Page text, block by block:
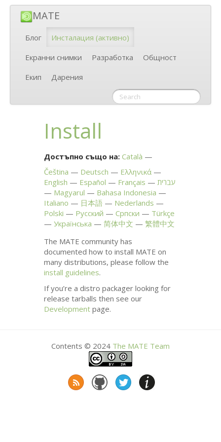
MATE
Блог Инсталация (активно)
Екранни снимки
Разработка
Общност
Екип
Дарения
Install
Достъпно също на: Català
Čeština
Deutsch
Ελληνικά
English
Español Français
עברית
Magyarul
Bahasa Indonesia
Italiano
日本語
Nederlands
Polski
Русский Српски
Türkçe
Українська
简体中文
繁體中文
The MATE community has
documented how to install MATE on
many distributions, please follow the
install guidelines.
If you’re a distro packager looking for
release tarballs then see our
Development page.
Contents © 2024 The MATE Team